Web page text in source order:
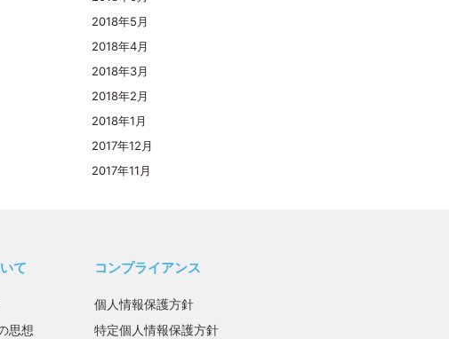
2018年5月
2018年4月
2018年3月
2018年2月
2018年1月
2017年12月
2017年11月
て
思想
コンプライアンス
個人情報保護方針
特定個人情報保護方針